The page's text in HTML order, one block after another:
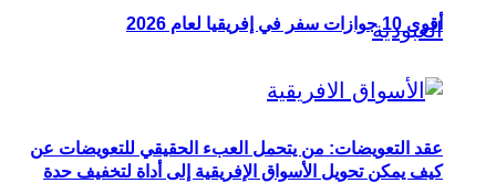
عقد التعويضات: من يتحمل العبء الحقيقي للتعويضات عن
أقوى 10 جوازات سفر في إفريقيا لعام 2026
كيف يمكن تحويل الأسواق الإفريقية إلى أداة لتخفيف حدة